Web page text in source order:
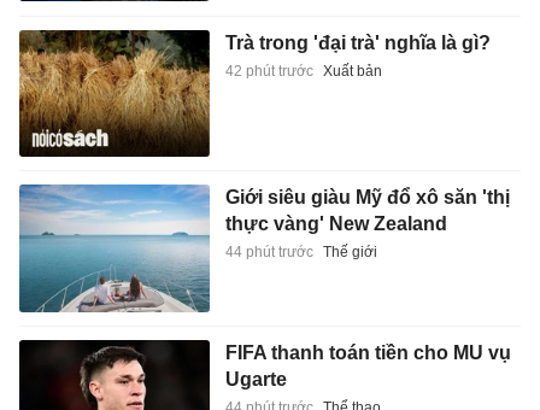
Trà trong 'đại trà' nghĩa là gì?
42 phút trước Xuất bản
Giới siêu giàu Mỹ đổ xô săn 'thị
thực vàng' New Zealand
44 phút trước Thế giới
FIFA thanh toán tiền cho MU vụ
Ugarte